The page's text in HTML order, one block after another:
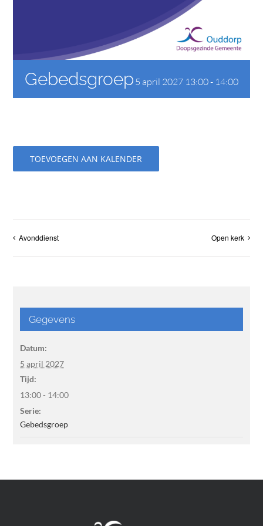
Gebedsgroep 5 april 2027 13:00- 14:00
TOEVOEGEN AAN KALENDER
Avonddienst Open kerk
Gegevens
Datum:
5 april 2027
Tijd:
13:00 - 14:00
Serie:
Gebedsgroep